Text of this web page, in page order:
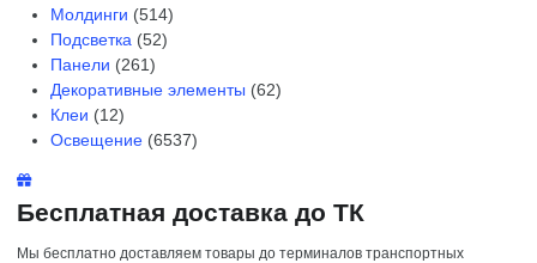
Молдинги (514)
Подсветка (52)
Панели (261)
Декоративные элементы (62)
Клеи (12)
Освещение (6537)
Бесплатная доставка до ТК
Мы бесплатно доставляем товары до терминалов транспортных